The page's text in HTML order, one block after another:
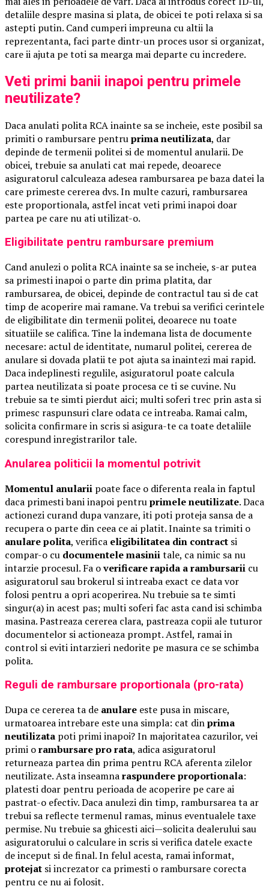
detaliile despre masina si plata, de obicei te poti relaxa si sa
astepti putin. Cand cumperi impreuna cu altii la
reprezentanta, faci parte dintr-un proces usor si organizat,
care ii ajuta pe toti sa mearga mai departe cu incredere.
Veti primi banii inapoi pentru primele
neutilizate?
Daca anulati polita RCA inainte sa se incheie, este posibil sa
primiti o rambursare pentruprima neutilizata, dar
depinde de termenii politei si de momentul anularii. De
obicei, trebuie sa anulati cat mai repede, deoarece
asiguratorul calculeaza adesea rambursarea pe baza datei la
care primeste cererea dvs. In multe cazuri, rambursarea
este proportionala, astfel incat veti primi inapoi doar
partea pe care nu ati utilizat-o.
Eligibilitate pentru rambursare premium
Cand anulezi o polita RCA inainte sa se incheie, s-ar putea
sa primesti inapoi o parte din prima platita, dar
rambursarea, de obicei, depinde de contractul tau si de cat
timp de acoperire mai ramane. Va trebui sa verifici cerintele
de eligibilitate din termenii politei, deoarece nu toate
situatiile se califica. Tine la indemana lista de documente
necesare: actul de identitate, numarul politei, cererea de
anulare si dovada platii te pot ajuta sa inaintezi mai rapid.
Daca indeplinesti regulile, asiguratorul poate calcula
partea neutilizata si poate procesa ce ti se cuvine. Nu
trebuie sa te simti pierdut aici; multi soferi trec prin asta si
primesc raspunsuri clare odata ce intreaba. Ramai calm,
solicita confirmare in scris si asigura-te ca toate detaliile
corespund inregistrarilor tale.
Anularea politicii la momentul potrivit
Momentul anularii poate face o diferenta reala in faptul
daca primesti bani inapoi pentruprimele neutilizate. Daca
actionezi curand dupa vanzare, iti poti proteja sansa de a
recupera o parte din ceea ce ai platit. Inainte sa trimiti o
anulare polita, verifica eligibilitatea din contract si
compar-o cu documentele masiniitale, ca nimic sa nu
intarzie procesul. Fa overificare rapida a rambursarii cu
asiguratorul sau brokerul si intreaba exact ce data vor
folosi pentru a opri acoperirea. Nu trebuie sa te simti
singur(a) in acest pas; multi soferi fac asta cand isi schimba
masina. Pastreaza cererea clara, pastreaza copii ale tuturor
documentelor si actioneaza prompt. Astfel, ramai in
control si eviti intarzieri nedorite pe masura ce se schimba
polita.
Reguli de rambursare proportionala (pro-rata)
Dupa ce cererea ta de anulare este pusa in miscare,
urmatoarea intrebare este una simpla: cat dinprima
neutilizata poti primi inapoi? In majoritatea cazurilor, vei
primi orambursare pro rata, adica asiguratorul
returneaza partea din prima pentru RCA aferenta zilelor
neutilizate. Asta inseamnaraspundere proportionala:
platesti doar pentru perioada de acoperire pe care ai
pastrat-o efectiv. Daca anulezi din timp, rambursarea ta ar
trebui sa reflecte termenul ramas, minus eventualele taxe
permise. Nu trebuie sa ghicesti aici—solicita dealerului sau
asiguratorului o calculare in scris si verifica datele exacte
de inceput si de final. In felul acesta, ramai informat,
protejat si increzator ca primesti o rambursare corecta
pentru ce nu ai folosit.